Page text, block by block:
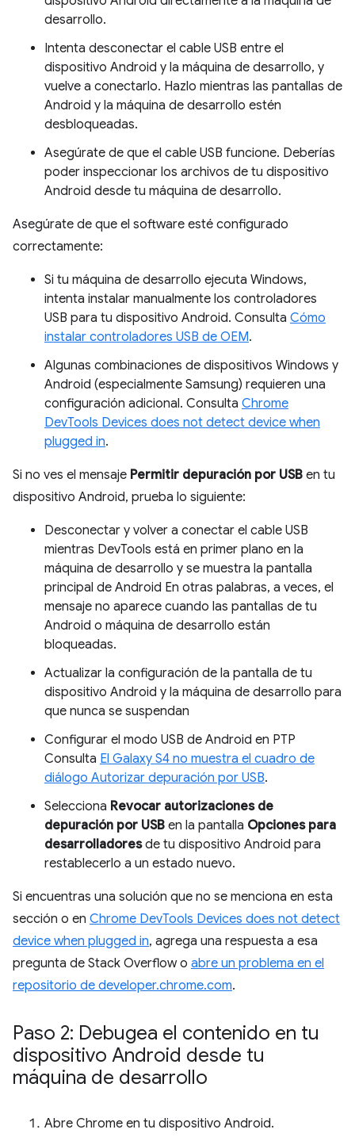
desarrollo.
Intenta desconectar el cable USB entre el
dispositivo Android y la máquina de desarrollo, y
vuelve a conectarlo. Hazlo mientras las pantallas de
Android y la máquina de desarrollo estén
desbloqueadas.
Asegúrate de que el cable USB funcione. Deberías
poder inspeccionar los archivos de tu dispositivo
Android desde tu máquina de desarrollo.
Asegúrate de que el software esté configurado
correctamente:
Si tu máquina de desarrollo ejecuta Windows,
intenta instalar manualmente los controladores
USB para tu dispositivo Android. Consulta Cómo
instalar controladores USB de OEM.
Algunas combinaciones de dispositivos Windows y
Android (especialmente Samsung) requieren una
configuración adicional. Consulta Chrome
DevTools Devices does not detect device when
plugged in.
Si no ves el mensaje Permitir depuración por USB en tu
dispositivo Android, prueba lo siguiente:
Desconectar y volver a conectar el cable USB
mientras DevTools está en primer plano en la
máquina de desarrollo y se muestra la pantalla
principal de Android En otras palabras, a veces, el
mensaje no aparece cuando las pantallas de tu
Android o máquina de desarrollo están
bloqueadas.
Actualizar la configuración de la pantalla de tu
dispositivo Android y la máquina de desarrollo para
que nunca se suspendan
Configurar el modo USB de Android en PTP
Consulta El Galaxy S4 no muestra el cuadro de
diálogo Autorizar depuración por USB.
Selecciona Revocar autorizaciones de
depuración por USB en la pantalla Opciones para
desarrolladoresde tu dispositivo Android para
restablecerlo a un estado nuevo.
Si encuentras una solución que no se menciona en esta
sección o en Chrome DevTools Devices does not detect
device when plugged in, agrega una respuesta a esa
pregunta de Stack Overflow o abre un problema en el
repositorio de developer.chrome.com.
Paso 2: Debugea el contenido en tu
dispositivo Android desde tu
máquina de desarrollo
Abre Chrome en tu dispositivo Android.